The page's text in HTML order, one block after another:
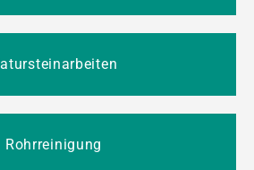
Rohrreinigung